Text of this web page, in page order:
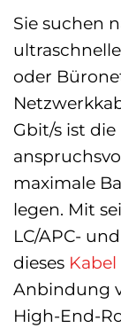
Sie suchen
oder
Gbit/s ist
maximale
legen. Mit
LC/APC-
dieses Kabel
Anbindung
High-End-